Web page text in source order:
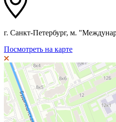
г. Санкт-Петербург, м.
Посмотреть на карте